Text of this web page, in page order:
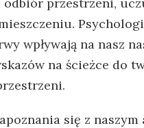
wpływają na ‍nasz
na ścieżce do‍
się z